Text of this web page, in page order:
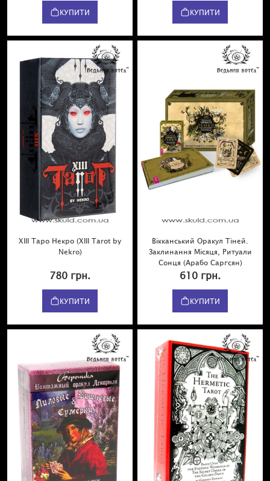
КУПИТИ КУПИТИ
XIII Таро Некро (XIII Tarot by
Nekro)
780 грн.
КУПИТИ
Вікканський Оракул Тіней.
Заклинання Місяця, Ритуали
Сонця (Арабо Саргсян)
610 грн.
КУПИТИ